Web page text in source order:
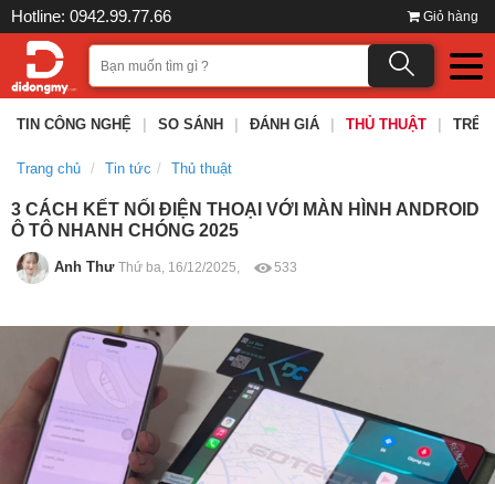
Hotline: 0942.99.77.66 Giỏ hàng
TIN CÔNG NGHỆ SO SÁNH ĐÁNH GIÁ THỦ THUẬT TRÊN
Trang chủ Tin tức Thủ thuật
3 CÁCH KẾT NỐI ĐIỆN THOẠI VỚI MÀN HÌNH ANDROID
Ô TÔ NHANH CHÓNG 2025
Anh Thư Thứ ba, 16/12/2025, 533